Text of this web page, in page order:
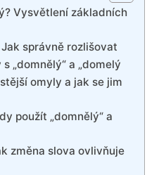
Vysvětlení základních
správně rozlišovat
„domnělý“ a „domelý
omyly a jak se jim
použít „domnělý“ a
změna slova ovlivňuje